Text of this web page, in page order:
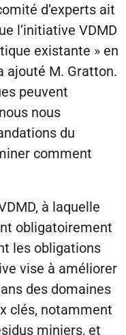
d’experts ait
l’initiative VDMD
existante » en
ajouté M. Gratton.
peuvent
nous
du
comment
à laquelle
obligatoirement
les obligations
vise à améliorer
des domaines
clés, notamment
miniers, et